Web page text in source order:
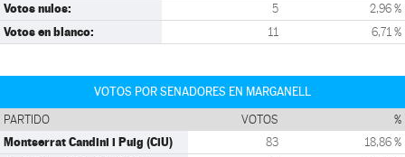
Votos nulos: 5 2,96 %
Votos en blanco: 11 6,71 %
VOTOS POR SENADORES EN MARGANELL
PARTIDO VOTOS %
Montserrat Candini i Puig (CiU) 83 18,86 %